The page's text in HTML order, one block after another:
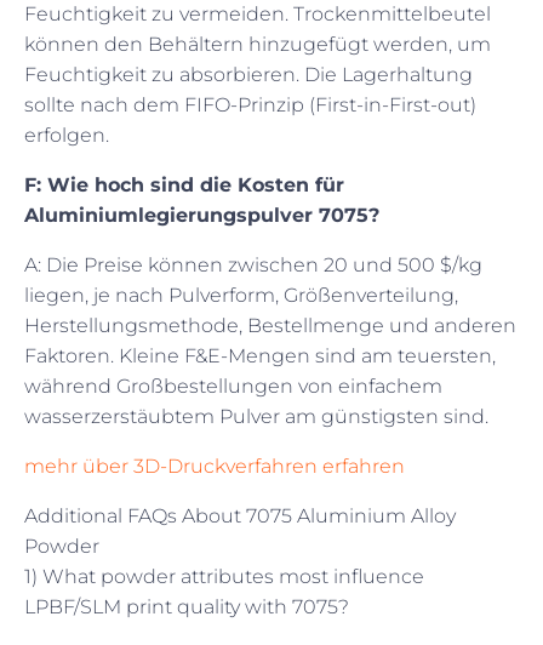
Feuchtigkeit zu vermeiden. Trockenmittelbeutel
können den Behältern hinzugefügt werden, um
Feuchtigkeit zu absorbieren. Die Lagerhaltung
sollte nach dem FIFO-Prinzip (First-in-First-out)
erfolgen.
F: Wie hoch sind die Kosten für
Aluminiumlegierungspulver 7075?
A: Die Preise können zwischen 20 und 500 $/kg
liegen, je nach Pulverform, Größenverteilung,
Herstellungsmethode, Bestellmenge und anderen
Faktoren. Kleine F&E-Mengen sind am teuersten,
während Großbestellungen von einfachem
wasserzerstäubtem Pulver am günstigsten sind.
mehr über 3D-Druckverfahren erfahren
Additional FAQs About 7075 Aluminium Alloy
Powder
1) What powder attributes most influence
LPBF/SLM print quality with 7075?